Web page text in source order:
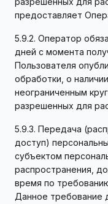
предоставляет
5.9.2. Оператор
дней с момента
Пользователя
обработки, о
неограниченным
разрешенных для
5.9.3. Передача
доступ)
субъектом
распространения,
время по
Данное требование